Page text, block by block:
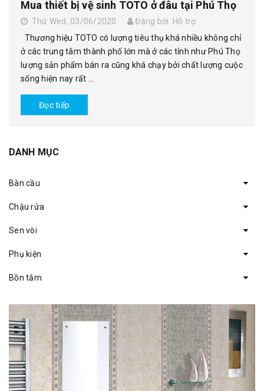
Mua thiết bị vệ sinh TOTO ở đâu tại Phú Thọ
Thứ Wed, 03/06/2020
Đăng bởi: Hỗ trợ
Thương hiệu TOTO có lượng tiêu thụ khá nhiều không chỉ
ở các trung tâm thành phố lớn mà ở các tỉnh như Phú Thọ
lượng sản phẩm bán ra cũng khá chạy bởi chất lượng cuộc
sống hiện nay rất ...
Đọc tiếp
DANH MỤC
Bàn cầu
Chậu rửa
Sen vòi
Phụ kiện
Bồn tắm